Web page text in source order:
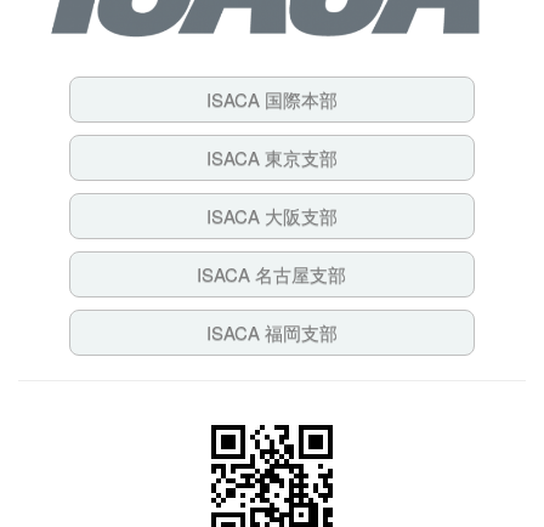
ISACA 国際本部
ISACA 東京支部
ISACA 大阪支部
ISACA 名古屋支部
ISACA 福岡支部